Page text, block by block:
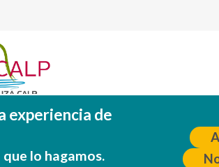
Regional (FEDER)
experiencia de
lo hagamos.